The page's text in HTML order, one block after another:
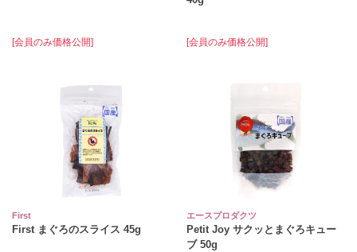
[会員のみ価格公開] [会員のみ価格公開]
First
First まぐろのスライス 45g
エースプロダクツ
Petit Joy サクッとまぐろキュー
ブ 50g